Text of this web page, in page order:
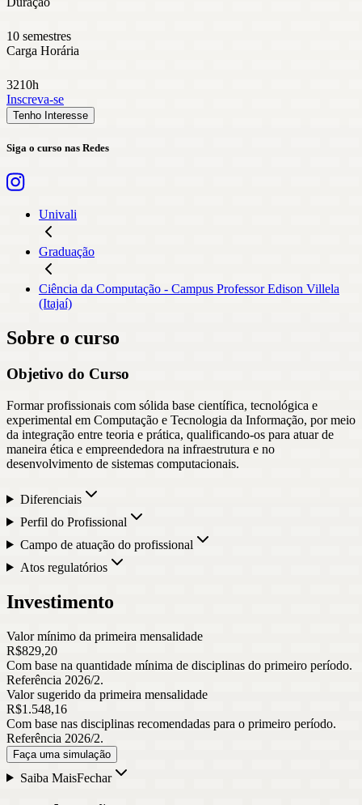
10 semestres
Carga Horária
3210h
Inscreva-se
Tenho Interesse
Siga o curso nas Redes
Univali
Graduação
Ciência da Computação - Campus Professor Edison Villela
(Itajaí)
Sobre o curso
Objetivo do Curso
Formar profissionais com sólida base científica, tecnológica e
experimental em Computação e Tecnologia da Informação, por meio
da integração entre teoria e prática, qualificando-os para atuar de
maneira ética e empreendedora na infraestrutura e no
desenvolvimento de sistemas computacionais.
Diferenciais
Perfil do Profissional
Campo de atuação do profissional
Atos regulatórios
Investimento
Valor mínimo da primeira mensalidade
R$829,20
Com base na quantidade mínima de disciplinas do primeiro período.
Referência 2026/2.
Valor sugerido da primeira mensalidade
R$1.548,16
Com base nas disciplinas recomendadas para o primeiro período.
Referência 2026/2.
Faça uma simulação
Saiba MaisFechar